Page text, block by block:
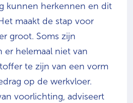
kunnen herkennen en dit
maakt de stap voor
groot. Soms zijn
er helemaal niet van
te zijn van een vorm
op de werkvloer.
voorlichting, adviseert